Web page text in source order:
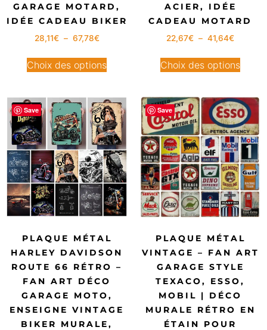
GARAGE MOTARD,
IDÉE CADEAU BIKER
28,11€ – 67,78€
Choix des options
ACIER, IDÉE
CADEAU MOTARD
22,67€ – 41,64€
Choix des options
Save
PLAQUE MÉTAL
HARLEY DAVIDSON
ROUTE 66 RÉTRO –
FAN ART DÉCO
GARAGE MOTO,
ENSEIGNE VINTAGE
BIKER MURALE,
Save
PLAQUE MÉTAL
VINTAGE – FAN ART
GARAGE STYLE
TEXACO, ESSO,
MOBIL | DÉCO
MURALE RÉTRO EN
ÉTAIN POUR